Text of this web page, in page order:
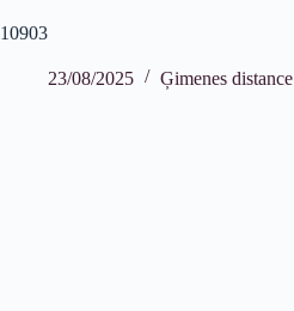
10903
23/08/2025 Ģimenes distance